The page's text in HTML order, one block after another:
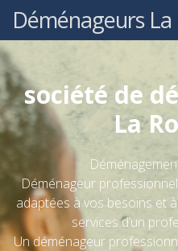
Déménageurs La
société de
La
Déménageur
adaptées à vos besoins et
services d’un
Un déménageur